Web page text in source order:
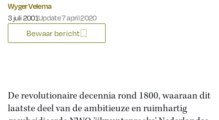
Wyger Velema
Gepubliceerd op:
3 juli 2001Update 7 april 2020
Bewaar bericht
De revolutionaire decennia rond 1800, waaraan dit
laatste deel van de ambitieuze en ruimhartig